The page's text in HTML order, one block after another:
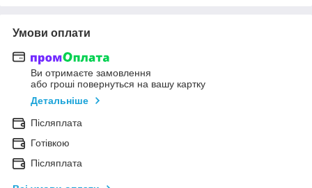
Умови оплати
Ви отримаєте замовлення
або гроші повернуться на вашу картку
Детальніше
Післяплата
Готівкою
Післяплата